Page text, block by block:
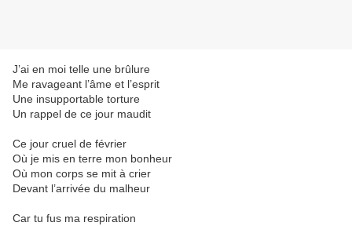
J’ai en moi telle une brûlure
Me ravageant l’âme et l’esprit
Une insupportable torture
Un rappel de ce jour maudit
Ce jour cruel de février
Où je mis en terre mon bonheur
Où mon corps se mit à crier
Devant l’arrivée du malheur
Car tu fus ma respiration